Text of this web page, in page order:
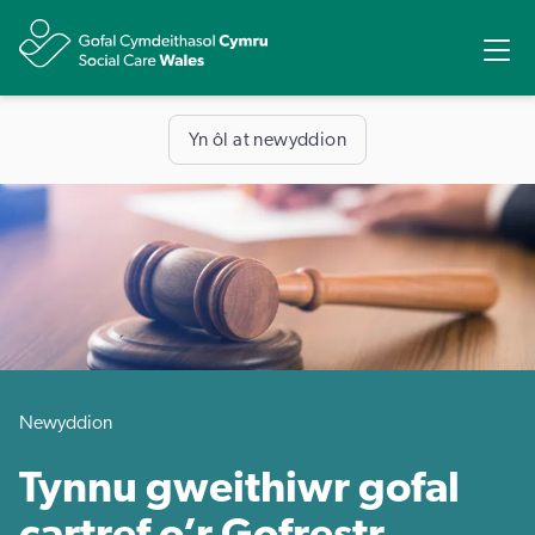
Yn ôl at newyddion
Newyddion
Tynnu gweithiwr gofal